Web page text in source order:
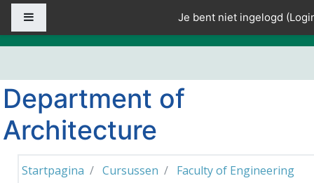
Ga naar hoofdinhoud
Je bent niet ingelogd (
Department of
Architecture
Startpagina Cursussen
Faculty of Engineering